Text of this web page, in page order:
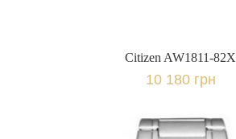
Citizen AW1811-82X
10 180 грн